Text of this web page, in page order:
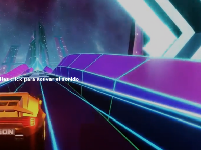
Loaded
100.00%
click para activar el sonido